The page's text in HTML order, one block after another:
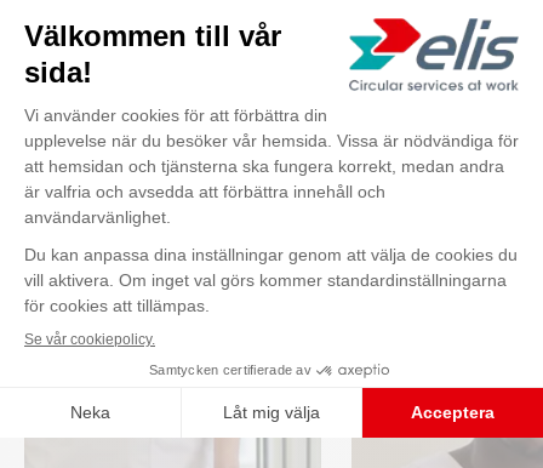
Hållbarhet
Andra marknader Kontakta oss